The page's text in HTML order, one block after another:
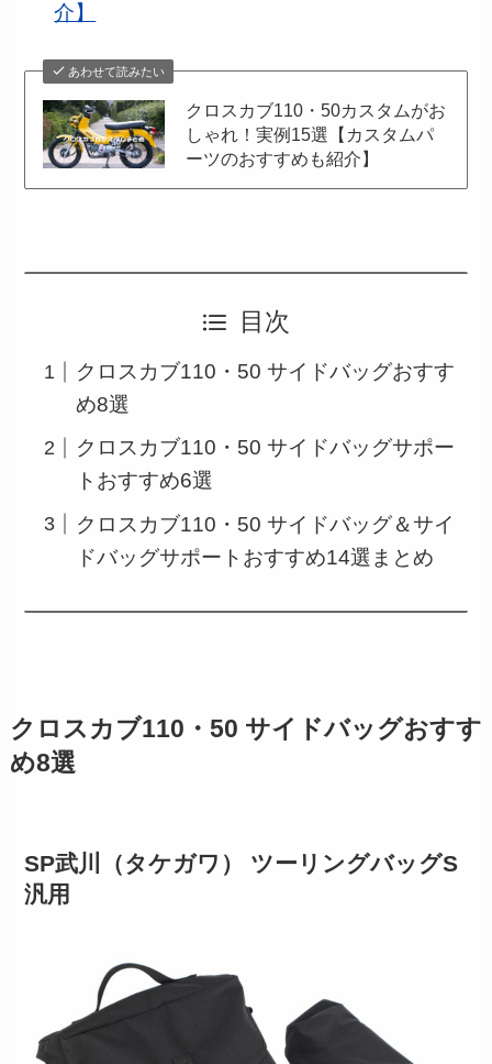
介】
あわせて読みたい
クロスカブ110・50カスタムがお
しゃれ！実例15選【カスタムパ
ーツのおすすめも紹介】
目次
クロスカブ110・50 サイドバッグおすす
め8選
クロスカブ110・50 サイドバッグサポー
トおすすめ6選
クロスカブ110・50 サイドバッグ＆サイ
ドバッグサポートおすすめ14選まとめ
クロスカブ110・50 サイドバッグおすす
め8選
SP武川（タケガワ） ツーリングバッグS
汎用